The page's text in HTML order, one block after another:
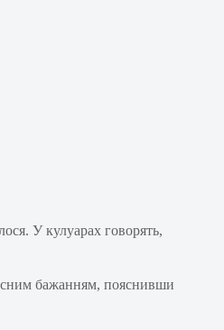
У кулуарах говорять,
бажанням, пояснивши